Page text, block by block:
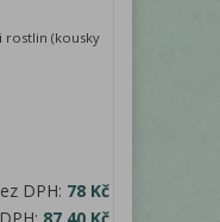
rostlin (kousky
DPH: 78 Kč